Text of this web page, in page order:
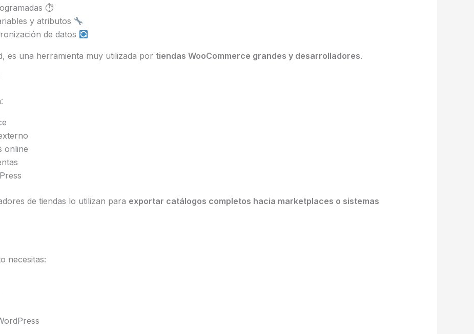
⏱
y atributos
de datos
es una herramienta muy utilizada por tiendas WooCommerce grandes y desarrolladores.
online
de tiendas lo utilizan para exportar catálogos completos hacia marketplaces o sistemas
necesitas: